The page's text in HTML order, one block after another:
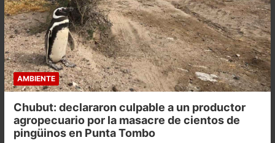
AMBIENTE
Chubut: declararon culpable a un productor
agropecuario por la masacre de cientos de
pingüinos en Punta Tombo